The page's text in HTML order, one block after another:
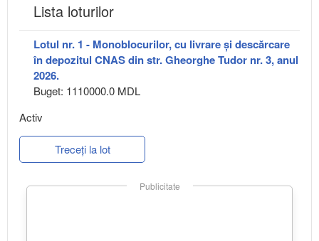
Lista loturilor
Lotul nr. 1 - Monoblocurilor, cu livrare și descărcare
în depozitul CNAS din str. Gheorghe Tudor nr. 3, anul
2026.
Buget: 1110000.0 MDL
Activ
Treceți la lot
Publicitate